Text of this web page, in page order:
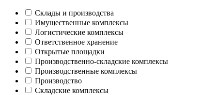
Склады и производства
Имущественные комплексы
Логистические комплексы
Ответственное хранение
Открытые площадки
Производственно-складские комплексы
Производственные комплексы
Производство
Складские комплексы